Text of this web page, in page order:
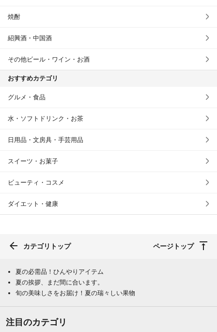
焼酎
紹興酒・中国酒
その他ビール・ワイン・お酒
おすすめカテゴリ
グルメ・食品
水・ソフトドリンク・お茶
日用品・文房具・手芸用品
スイーツ・お菓子
ビューティ・コスメ
ダイエット・健康
カテゴリトップ ページトップ
夏の必需品！ひんやりアイテム
夏の挨拶、まだ間に合います。
旬の美味しさをお届け！夏の瑞々しい果物
注目のカテゴリ